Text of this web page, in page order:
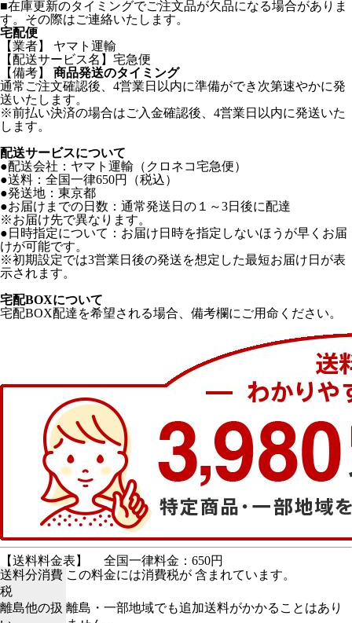
■在庫更新のタイミングでご注文品が欠品になる場合がありま
す。その際はご連絡いたします。
宅配便
【業者】 ヤマト運輸
【配送サービス名】宅急便
【備考】
商品発送のタイミング
通常ご注文確認後、4営業日以内に準備ができ次第速やかに発
送いたします。
※前払い決済の場合はご入金確認後、4営業日以内に発送いた
します。
配送サービスについて
●配送会社：ヤマト運輸（クロネコ宅急便）
●送料：全国一律650円（税込）
●発送地：東京都
●お届けまでの日数：通常発送日の１～3日後に配達
※お届け先で異なります。
●日時指定について：お届け日時を指定しないほうが早くお届
けが可能です。
※初期設定では3営業日後の発送を想定した最短お届け日が表
示されます。
宅配BOXについて
宅配BOX配達を希望される場合、備考欄にご用命ください。
【送料料金表】
全国一律料金：650円
送料分消費
税
この料金には消費税が 含まれています。
離島他の扱 離島・一部地域でも追加送料がかかることはあり